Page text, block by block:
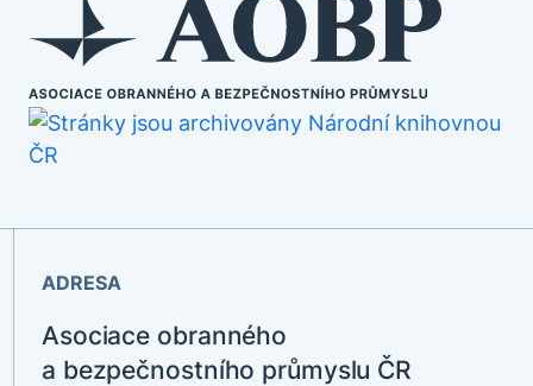
ADRESA
Asociace obranného
a bezpečnostního průmyslu ČR